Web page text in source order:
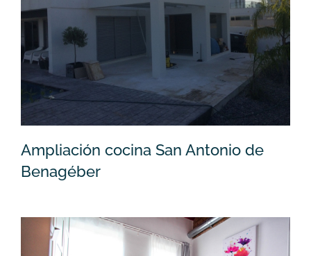
Ampliación cocina San Antonio de
Benagéber